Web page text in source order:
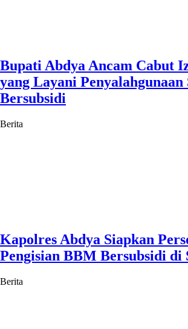
Bupati Abdya Ancam Cabut
yang Layani Penyalahgunaan
Bersubsidi
Berita
Kapolres Abdya Siapkan
Pengisian BBM Bersubsidi di
Berita